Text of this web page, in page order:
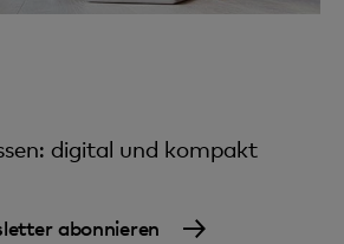
digital und kompakt
abonnieren